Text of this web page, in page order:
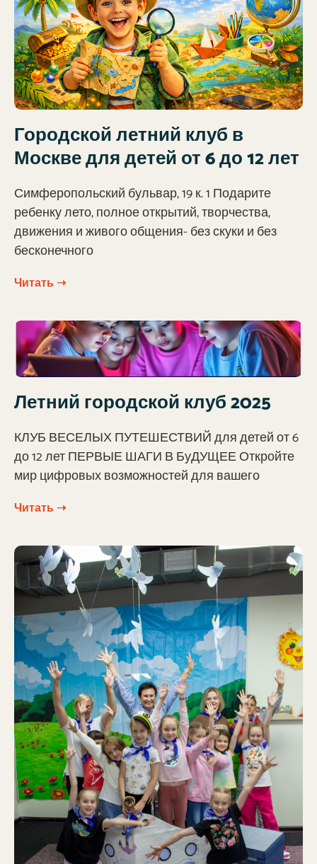
Городской летний клуб в
Москве для детей от 6 до 12 лет
Симферопольский бульвар, 19 к. 1 Подарите
ребенку лето, полное открытий, творчества,
движения и живого общения- без скуки и без
бесконечного
Читать ➝
Летний городской клуб 2025
КЛУБ ВЕСЕЛЫХ ПУТЕШЕСТВИЙ для детей от 6
до 12 лет ПЕРВЫЕ ШАГИ В БуДУЩЕЕ Откройте
мир цифровых возможностей для вашего
Читать ➝